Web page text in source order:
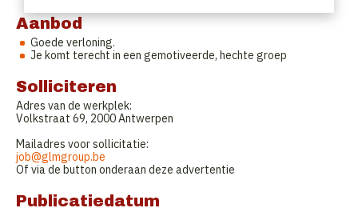
Aanbod
Goede verloning.
Je komt terecht in een gemotiveerde, hechte groep
Solliciteren
Adres van de werkplek:
Volkstraat 69, 2000 Antwerpen
Mailadres voor sollicitatie:
job@glmgroup.be
Of via de button onderaan deze advertentie
Publicatiedatum